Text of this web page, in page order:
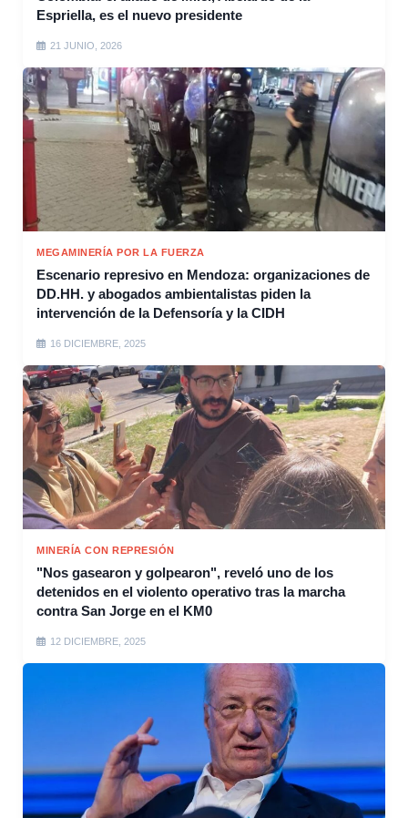
Espriella, es el nuevo presidente
21 JUNIO, 2026
MEGAMINERÍA POR LA FUERZA
Escenario represivo en Mendoza: organizaciones de
DD.HH. y abogados ambientalistas piden la
intervención de la Defensoría y la CIDH
16 DICIEMBRE, 2025
MINERÍA CON REPRESIÓN
"Nos gasearon y golpearon", reveló uno de los
detenidos en el violento operativo tras la marcha
contra San Jorge en el KM0
12 DICIEMBRE, 2025